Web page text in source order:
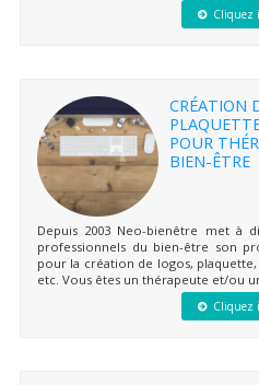
Cliquez
CRÉATION
POUR
BIEN-ÊTRE
Depuis 2003 Neo-bienêtre met à
professionnels du bien-être son
pour la création de logos,
etc. Vous êtes un thérapeute et/ou
Cliquez